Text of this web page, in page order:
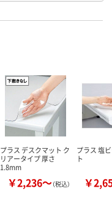
プラス デスクマット ク
リアータイプ 厚さ
1.8mm
￥2,236～（税込）
プラス 塩
ト
￥